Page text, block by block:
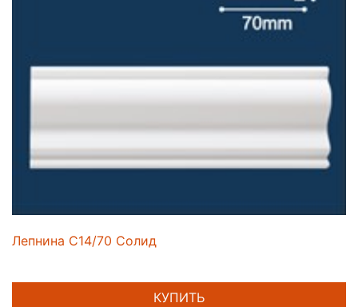
Лепнина C14/70 Солид
КУПИТЬ